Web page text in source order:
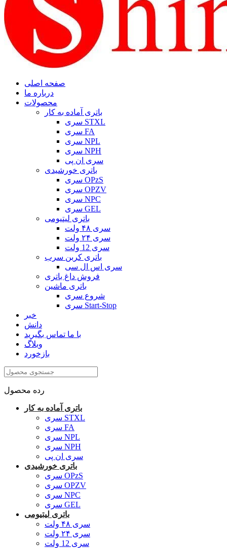
صفحه اصلی
درباره ما
محصولات
باتری آماده به کار
سری STXL
سری FA
سری NPL
سری NPH
سری ان پی
باتری خورشیدی
سری OPzS
سری OPZV
سری NPC
سری GEL
باتری لیتیومی
سری ۴۸ ولت
سری ۲۴ ولت
سری 12 ولت
باتری کربن سرب
سری اس ال سی
فروش داغ باتری
باتری ماشین
شروع سری
سری Start-Stop
خبر
دانش
با ما تماس بگیرید
وبلاگ
بازخورد
رده محصول
باتری آماده به کار
سری STXL
سری FA
سری NPL
سری NPH
سری ان پی
باتری خورشیدی
سری OPzS
سری OPZV
سری NPC
سری GEL
باتری لیتیومی
سری ۴۸ ولت
سری ۲۴ ولت
سری 12 ولت